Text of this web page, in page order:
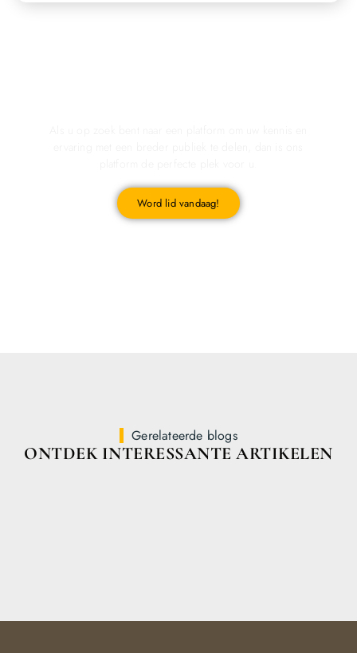
Word lid vandaag!
Gerelateerde blogs
ONTDEK INTERESSANTE ARTIKELEN